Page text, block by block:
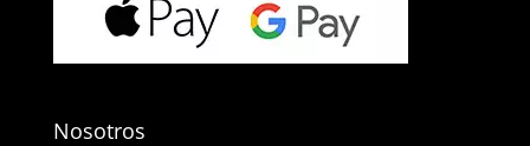
Nosotros